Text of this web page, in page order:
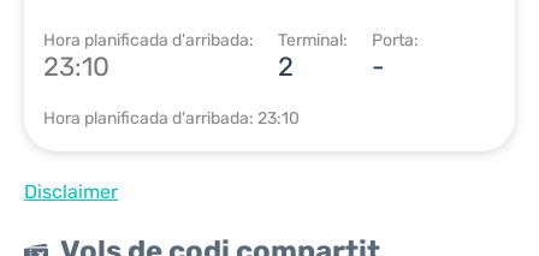
Hora planificada d'arribada:
23:10
Terminal:
2
Porta:
-
Hora planificada d'arribada: 23:10
Disclaimer